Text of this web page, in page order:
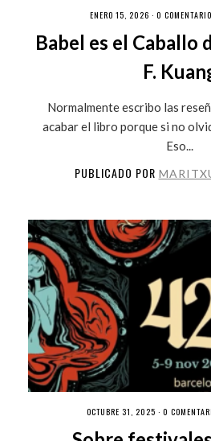
ENERO 15, 2026 · 0
Babel es el Caballo
F.
Normalmente escribo las
acabar el libro porque si no
Eso...
PUBLICADO POR
OCTUBRE 31, 2025 · 0